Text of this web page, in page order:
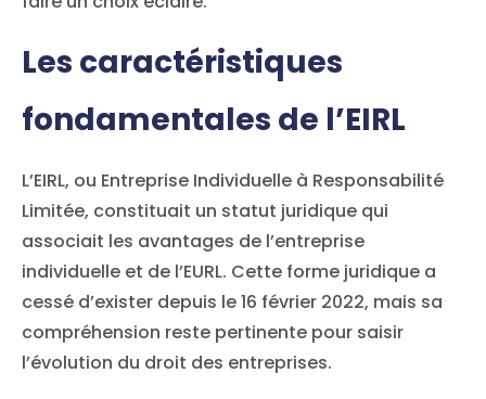
Les caractéristiques
fondamentales de l’EIRL
L’EIRL, ou Entreprise Individuelle à Responsabilité
Limitée, constituait un statut juridique qui
associait les avantages de l’entreprise
individuelle et de l’EURL. Cette forme juridique a
cessé d’exister depuis le 16 février 2022, mais sa
compréhension reste pertinente pour saisir
l’évolution du droit des entreprises.